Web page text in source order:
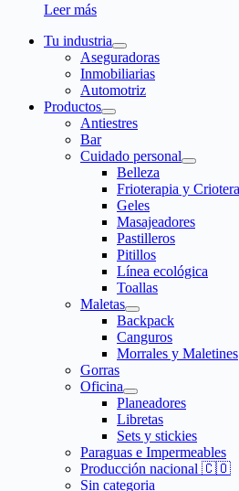
Leer más
Tu industria
Aseguradoras
Inmobiliarias
Automotriz
Productos
Antiestres
Bar
Cuidado personal
Belleza
Frioterapia y
Geles
Masajeadores
Pastilleros
Pitillos
Línea ecológica
Toallas
Maletas
Backpack
Canguros
Morrales y Maletines
Gorras
Oficina
Planeadores
Libretas
Sets y stickies
Paraguas e Impermeables
Producción nacional 🇨🇴
Sin categoria